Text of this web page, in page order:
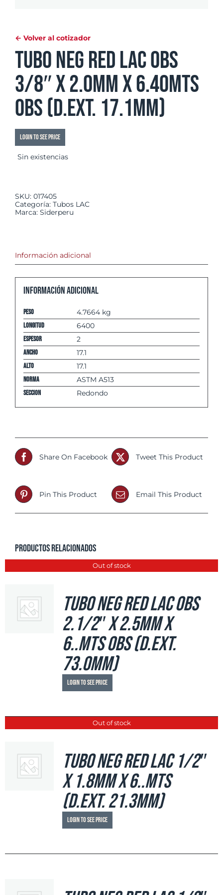
← Volver al cotizador
Tubo Neg Red LAC OBS
3/8″ x 2.0mm x 6.40mts
OBS (d.ext. 17.1mm)
Login to see price
Sin existencias
SKU: 017405
Categoría: Tubos LAC
Marca: Siderperu
Información adicional
Información adicional
Peso 4.7664 kg
Longitud 6400
espesor 2
Ancho 17.1
Alto 17.1
Norma ASTM A513
Seccion Redondo
Share On Facebook Tweet This Product
Pin This Product Email This Product
Productos relacionados
Out of stock
Tubo Neg Red LAC OBS
2.1/2″ x 2.5mm x
6..mts OBS (d.ext.
73.0mm)
Login to see price
Out of stock
Tubo Neg Red LAC 1/2″
x 1.8mm x 6..mts
(d.ext. 21.3mm)
Login to see price